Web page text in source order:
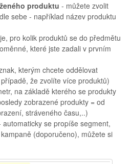
produktu - můžete zvolit
sebe - například název produktu
pro kolik produktů se do předmětu
které jste zadali v prvním
kterým chcete oddělovat
že zvolíte více produktů)
na základě kterého se produkty
zobrazené produkty = od
stráveného času,..)
automaticky se propíše segment,
(doporučeno), můžete si